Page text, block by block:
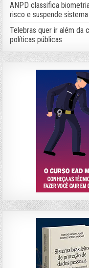
ANPD classifica
risco e suspende
Telebras quer ir além da
políticas públicas